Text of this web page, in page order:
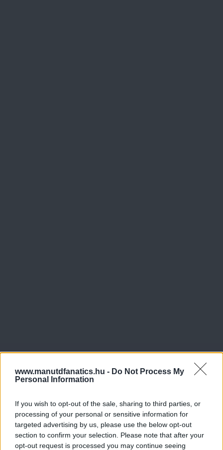
www.manutdfanatics.hu - Do Not Process My
Personal Information
If you wish to opt-out of the sale, sharing to third parties, or
processing of your personal or sensitive information for
targeted advertising by us, please use the below opt-out
section to confirm your selection. Please note that after your
opt-out request is processed you may continue seeing